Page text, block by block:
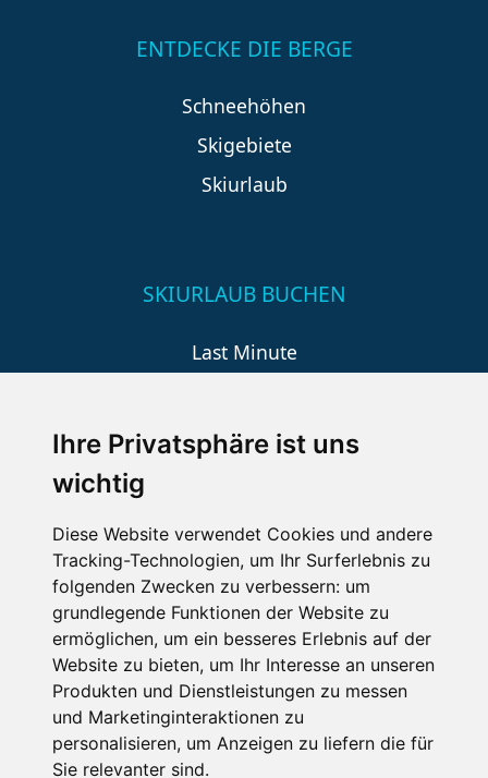
Ihre Privatsphäre ist uns
wichtig
Diese Website verwendet Cookies und andere
Tracking-Technologien, um Ihr Surferlebnis zu
folgenden Zwecken zu verbessern: um
grundlegende Funktionen der Website zu
ermöglichen, um ein besseres Erlebnis auf der
Website zu bieten, um Ihr Interesse an unseren
Produkten und Dienstleistungen zu messen
und Marketinginteraktionen zu
personalisieren, um Anzeigen zu liefern die für
Sie relevanter sind.
ENTDECKE DIE BERGE
Schneehöhen
Skigebiete
Skiurlaub
SKIURLAUB BUCHEN
Last Minute
Wellness
SCHNEEHÖHEN SKI APP
Die Schneehoehen Ski APP für iOS und Android - Ein
Muss für alle Wintersportler und Schneefreaks!